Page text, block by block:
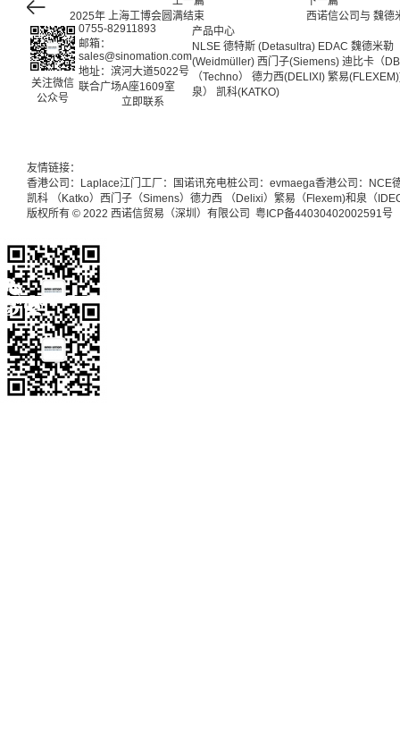
2025年 上海工博会圆满结束
西诺信公司与 魏德
关注微信
公众号
0755-82911893
邮箱：
sales@sinomation.com
地址：滨河大道5022号
联合广场A座1609室
立即联系
产品中心
NLSE 德特斯 (Detasultra) EDAC 魏德米勒
(Weidmüller) 西门子(Siemens) 迪比卡（
（Techno）
德力西(DELIXI) 繁易
泉）
凯科(KATKO)
友情链接：
香港公司：Laplace江门工厂：国诺讯充电桩公司：evmaega香港公司：NCE
凯科 （Katko） 西门子（Simens） 德力西 （Delixi） 繁易（Flexem)和泉（
版权所有 © 2022 西诺信贸易（深圳）有限公司 粤ICP备44030402002591号